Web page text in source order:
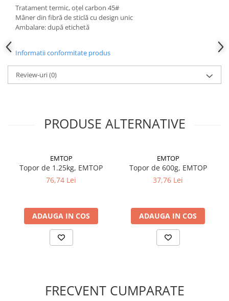
Markere
Suruburi, cuie, dibluri si alte
elemente de fixare
Dibluri
Dibluri cui percutie
Dibluri cu carlig
Dibluri pentru termoizolatii
Suruburi pentru gips-carton
Suruburi pentru lemn
Suruburi pentru tabla
Ancore mecanice
Placi gips carton
Tratament termic, oțel carbon 45#
Mâner din fibră de sticlă cu design unic
Ambalare: după etichetă
Informatii conformitate produs
Review-uri(0)
PRODUSE ALTERNATIVE
EMTOP
Topor de 1.25kg, EMTOP
76,74 Lei
ADAUGA IN COS
EMTOP
Topor de 600g, EMTOP
37,76 Lei
ADAUGA IN COS
FRECVENT CUMPARATE